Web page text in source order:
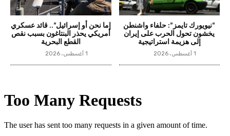
“نيويورك تايمز”: حلفاء واشنطن
يخشون تحول الحرب على إيران
إلى هزيمة استراتيجية
1 أغسطس، 2026
إما نحن أو إسرائيل”.. قائد عسكري
أمريكي يحذر البنتاغون بسبب نقص
القطع البحرية
1 أغسطس، 2026